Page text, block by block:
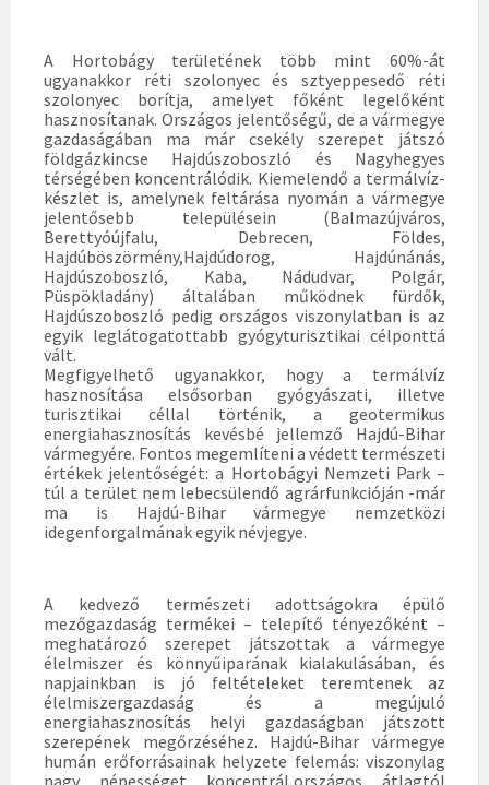
A Hortobágy területének több mint 60%-át
ugyanakkor réti szolonyec és sztyeppesedő réti
szolonyec borítja, amelyet főként legelőként
hasznosítanak. Országos jelentőségű, de a vármegye
gazdaságában ma már csekély szerepet játszó
földgázkincse Hajdúszoboszló és Nagyhegyes
térségében koncentrálódik. Kiemelendő a termálvíz-
készlet is, amelynek feltárása nyomán a vármegye
jelentősebb településein (Balmazújváros,
Berettyóújfalu, Debrecen, Földes,
Hajdúböszörmény,Hajdúdorog, Hajdúnánás,
Hajdúszoboszló, Kaba, Nádudvar, Polgár,
Püspökladány) általában működnek fürdők,
Hajdúszoboszló pedig országos viszonylatban is az
egyik leglátogatottabb gyógyturisztikai célponttá
vált.
Megfigyelhető ugyanakkor, hogy a termálvíz
hasznosítása elsősorban gyógyászati, illetve
turisztikai céllal történik, a geotermikus
energiahasznosítás kevésbé jellemző Hajdú-Bihar
vármegyére. Fontos megemlíteni a védett természeti
értékek jelentőségét: a Hortobágyi Nemzeti Park –
túl a terület nem lebecsülendő agrárfunkcióján -már
ma is Hajdú-Bihar vármegye nemzetközi
idegenforgalmának egyik névjegye.
A kedvező természeti adottságokra épülő
mezőgazdaság termékei – telepítő tényezőként –
meghatározó szerepet játszottak a vármegye
élelmiszer és könnyűiparának kialakulásában, és
napjainkban is jó feltételeket teremtenek az
élelmiszergazdaság és a megújuló
energiahasznosítás helyi gazdaságban játszott
szerepének megőrzéséhez. Hajdú-Bihar vármegye
humán erőforrásainak helyzete felemás: viszonylag
nagy népességet koncentrál,országos átlagtól